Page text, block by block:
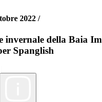
2022 /
invernale della Baia
Spanglish